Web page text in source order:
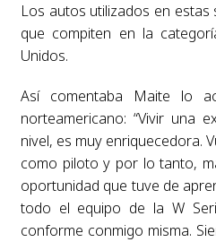
Los autos utilizados en
que compiten en la
Unidos.
Así comentaba Maite lo
norteamericano: “Vivir una
nivel, es muy enriquecedora.
como piloto y por lo tanto,
oportunidad que tuve de
todo el equipo de la W
conforme conmigo misma.